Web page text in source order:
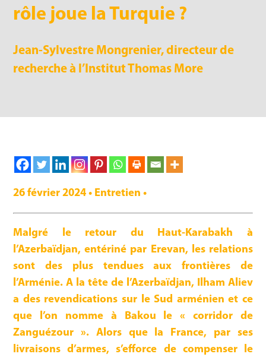
rôle joue la Turquie ?
Jean-Sylvestre Mongrenier, directeur de
recherche à l’Institut Thomas More
26 février 2024 • Entretien •
Malgré le retour du Haut-Karabakh à
l’Azerbaïdjan, entériné par Erevan, les relations
sont des plus tendues aux frontières de
l’Arménie. A la tête de l’Azerbaïdjan, Ilham Aliev
a des revendications sur le Sud arménien et ce
que l’on nomme à Bakou le « corridor de
Zanguézour ». Alors que la France, par ses
livraisons d’armes, s’efforce de compenser le